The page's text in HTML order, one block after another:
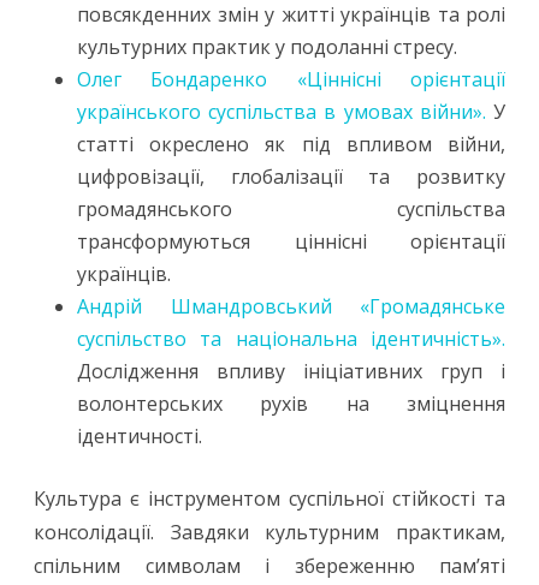
повсякденних змін у житті українців та ролі
культурних практик у подоланні стресу.
Олег Бондаренко «Ціннісні орієнтації
українського суспільства в умовах війни». У
статті окреслено як під впливом війни,
цифровізації, глобалізації та розвитку
громадянського суспільства
трансформуються ціннісні орієнтації
українців.
Андрій Шмандровський «Громадянське
суспільство та національна ідентичність».
Дослідження впливу ініціативних груп і
волонтерських рухів на зміцнення
ідентичності.
Культура є інструментом суспільної стійкості та
консолідації. Завдяки культурним практикам,
спільним символам і збереженню пам’яті